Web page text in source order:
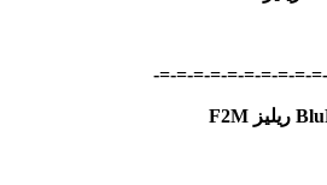
-=-=-=-=-=-=-=-=-=-